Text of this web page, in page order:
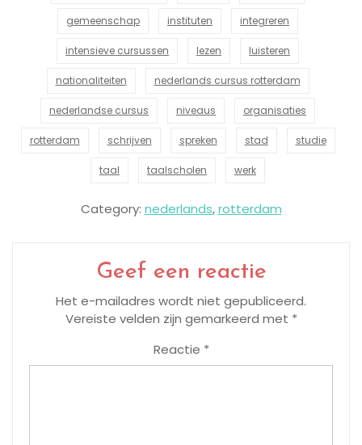
gemeenschap instituten integreren
intensieve cursussen lezen luisteren
nationaliteiten nederlands cursus rotterdam
nederlandse cursus niveaus organisaties
rotterdam schrijven spreken stad studie
taal taalscholen werk
Category: nederlands,rotterdam
Geef een reactie
Het e-mailadres wordt niet gepubliceerd.
Vereiste velden zijn gemarkeerd met *
Reactie *